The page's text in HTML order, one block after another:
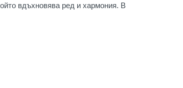
вдъхновява ред и хармония. В